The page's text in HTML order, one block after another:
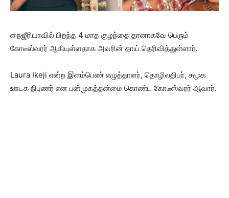
நைஜீரியாவில் பிறந்த 4 மாத குழந்தை தானாகவே பெரும்
கோடீஸ்வரர் ஆகியுள்ளதாக அவரின் தாய் தெரிவித்துள்ளார்.
Laura Ikeji என்ற இளம்பெண் எழுத்தாளர், தொழிலதிபர், சமூக
ஊடக நிபுணர் என பன்முகத்தன்மை கொண்ட கோடீஸ்வரர் ஆவார்.